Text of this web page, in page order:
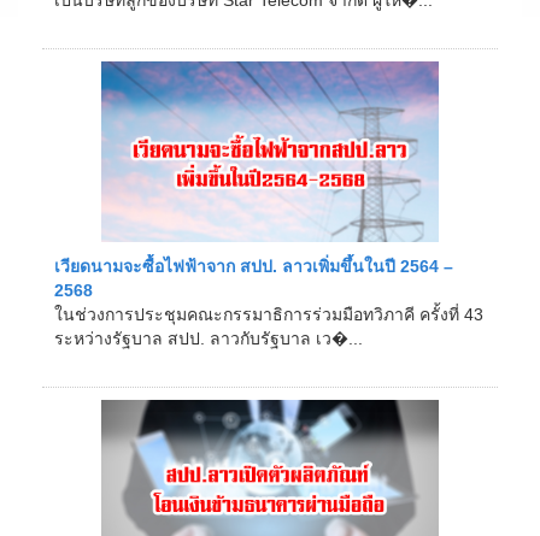
เวียดนามจะซื้อไฟฟ้าจาก สปป. ลาวเพิ่มขึ้นในปี 2564 –
2568
ในช่วงการประชุมคณะกรรมาธิการร่วมมือทวิภาคี ครั้งที่ 43
ระหว่างรัฐบาล สปป. ลาวกับรัฐบาล เว�...